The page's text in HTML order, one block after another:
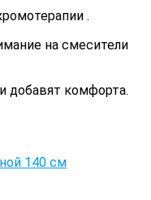
.
на смесители
добавят комфорта.
140 см